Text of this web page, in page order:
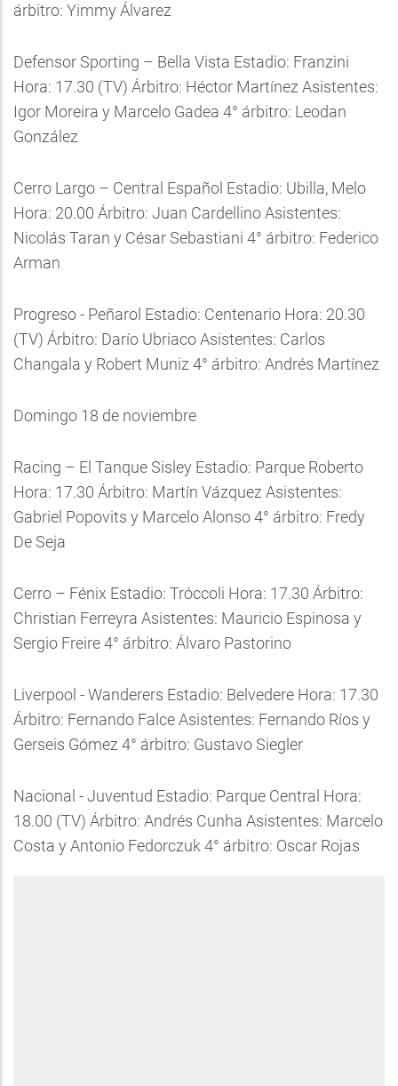
árbitro: Yimmy Álvarez
Defensor Sporting – Bella Vista Estadio: Franzini
Hora: 17.30 (TV) Árbitro: Héctor Martínez Asistentes:
Igor Moreira y Marcelo Gadea 4° árbitro: Leodan
González
Cerro Largo – Central Español Estadio: Ubilla, Melo
Hora: 20.00 Árbitro: Juan Cardellino Asistentes:
Nicolás Taran y César Sebastiani 4° árbitro: Federico
Arman
Progreso - Peñarol Estadio: Centenario Hora: 20.30
(TV) Árbitro: Darío Ubriaco Asistentes: Carlos
Changala y Robert Muniz 4° árbitro: Andrés Martínez
Domingo 18 de noviembre
Racing – El Tanque Sisley Estadio: Parque Roberto
Hora: 17.30 Árbitro: Martín Vázquez Asistentes:
Gabriel Popovits y Marcelo Alonso 4° árbitro: Fredy
De Seja
Cerro – Fénix Estadio: Tróccoli Hora: 17.30 Árbitro:
Christian Ferreyra Asistentes: Mauricio Espinosa y
Sergio Freire 4° árbitro: Álvaro Pastorino
Liverpool - Wanderers Estadio: Belvedere Hora: 17.30
Árbitro: Fernando Falce Asistentes: Fernando Ríos y
Gerseis Gómez 4° árbitro: Gustavo Siegler
Nacional - Juventud Estadio: Parque Central Hora:
18.00 (TV) Árbitro: Andrés Cunha Asistentes: Marcelo
Costa y Antonio Fedorczuk 4° árbitro: Oscar Rojas